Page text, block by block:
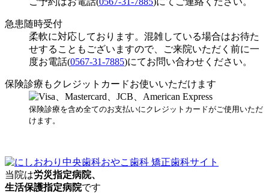
急患随時受付
柔軟に対応しております。混雑している場合はお待た
せすることもございますので、ご来院いただく前に一
度お電話(0567-31-7885)にてお問い合わせください。
保険診療もクレジットカードお使いいただけます
保険診療を含め全てのお支払いにクレジットカードがご使用いただ
けます。
当院は労災指定病院、
生活保護指定病院です